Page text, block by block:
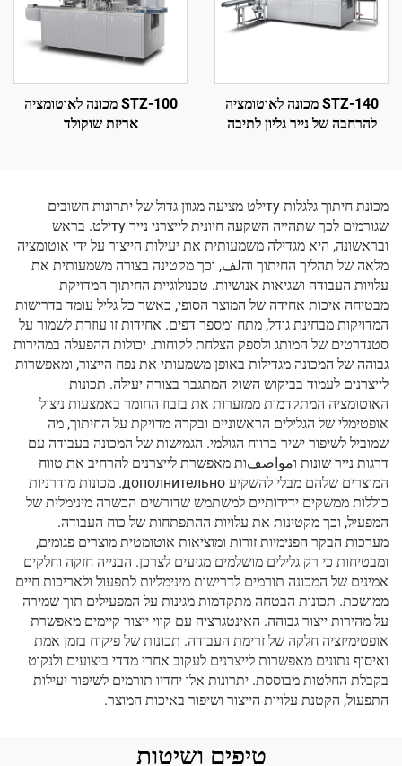
STZ-140 מכונה לאוטומציה
להרחבה של נייר גליון לתיבה
STZ-100 מכונה לאוטומציה
אריזת שוקולד
מכונת חיתוך גלגלות туילט מציעה מגוון גדול של יתרונות חשובים
שגורמים לכך שתהייה השקעה חיונית לייצרני נייר туילט. בראש
ובראשונה, היא מגדילה משמעותית את יעילות הייצור על ידי אוטומציה
מלאה של תהליך החיתוך והلف, וכך מקטינה בצורה משמעותית את
עלויות העבודה ושגיאות אנושיות. טכנולוגיית החיתוך המדויקת
מבטיחה איכות אחידה של המוצר הסופי, כאשר כל גליל עומד בדרישות
המדויקות מבחינת גודל, מתח ומספר דפים. אחידות זו עוזרת לשמור על
סטנדרטים של המותג ולספק הצלחת לקוחות. יכולות ההפעלה במהירות
גבוהה של המכונה מגדילות באופן משמעותי את נפח הייצור, ומאפשרות
לייצרנים לעמוד בביקוש השוק המתגבר בצורה יעילה. תכונות
האוטומציה המתקדמות ממזערות את בזבוז החומר באמצעות ניצול
אופטימלי של הגלילים הראשוניים ובקרה מדויקת על החיתוך, מה
שמוביל לשיפור ישיר ברווח הגולמי. הגמישות של המכונה בעבודה עם
דרגות נייר שונות וمواصفות מאפשרת לייצרנים להרחיב את טווח
המוצרים שלהם מבלי להשקיע дополнительно. מכונות מודרניות
כוללות ממשקים ידידותיים למשתמש שדורשים הכשרה מינימלית של
המפעיל, וכך מקטינות את עלויות ההתפתחות של כוח העבודה.
מערכות הבקר הפנימיות זורות ומוציאות אוטומטית מוצרים פגומים,
ומבטיחות כי רק גלילים מושלמים מגיעים לצרכן. הבנייה חזקה וחלקים
אמינים של המכונה תורמים לדרישות מינימליות לתפעול ולאריכות חיים
ממושכת. תכונות הבטחה מתקדמות מגינות על המפעילים תוך שמירה
על מהירות ייצור גבוהה. האינטגרציה עם קווי ייצור קיימים מאפשרת
אופטימיזציה חלקה של זרימת העבודה. תכונות של פיקוח בזמן אמת
ואיסוף נתונים מאפשרות לייצרנים לעקוב אחרי מדדי ביצועים ולנקוט
בקבלת החלטות מבוססת. יתרונות אלו יחדיו תורמים לשיפור יעילות
התפעול, הקטנת עלויות הייצור ושיפור באיכות המוצר.
טיפים ושיטות